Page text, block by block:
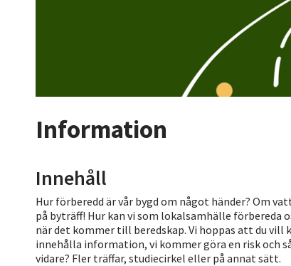
Information
Innehåll
Hur förberedd är vår bygd om något händer? Om
på byträff! Hur kan vi som lokalsamhälle förbereda
när det kommer till beredskap. Vi hoppas att du vill
innehålla information, vi kommer göra en risk och
vidare? Fler träffar, studiecirkel eller på annat sätt.